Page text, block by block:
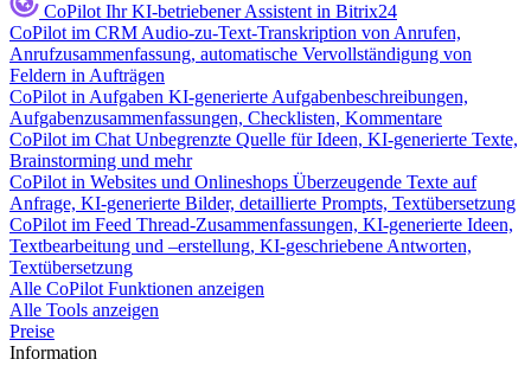
CoPilot Ihr KI-betriebener Assistent in Bitrix24
CoPilot im CRM Audio-zu-Text-Transkription von Anrufen,
Anrufzusammenfassung, automatische Vervollständigung von
Feldern in Aufträgen
CoPilot in Aufgaben KI-generierte Aufgabenbeschreibungen,
Aufgabenzusammenfassungen, Checklisten, Kommentare
CoPilot im Chat Unbegrenzte Quelle für Ideen, KI-generierte Texte,
Brainstorming und mehr
CoPilot in Websites und Onlineshops Überzeugende Texte auf
Anfrage, KI-generierte Bilder, detaillierte Prompts, Textübersetzung
CoPilot im Feed Thread-Zusammenfassungen, KI-generierte Ideen,
Textbearbeitung und –erstellung, KI-geschriebene Antworten,
Textübersetzung
Alle CoPilot Funktionen anzeigen
Alle Tools anzeigen
Preise
Information